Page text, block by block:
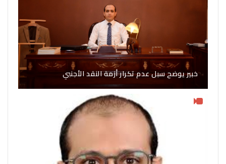
خبير يوضح سبل عدم تكرار أزمة النقد الأجنبي